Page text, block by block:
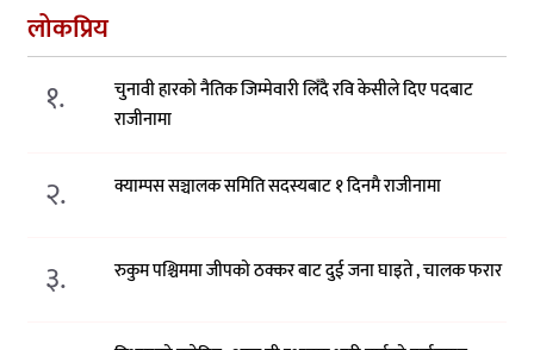
लोकप्रिय
१.
चुनावी हारको नैतिक जिम्मेवारी लिँदै रवि केसीले दिए पदबाट
राजीनामा
२. क्याम्पस सञ्चालक समिति सदस्यबाट १ दिनमै राजीनामा
३. रुकुम पश्चिममा जीपको ठक्कर बाट दुई जना घाइते , चालक फरार